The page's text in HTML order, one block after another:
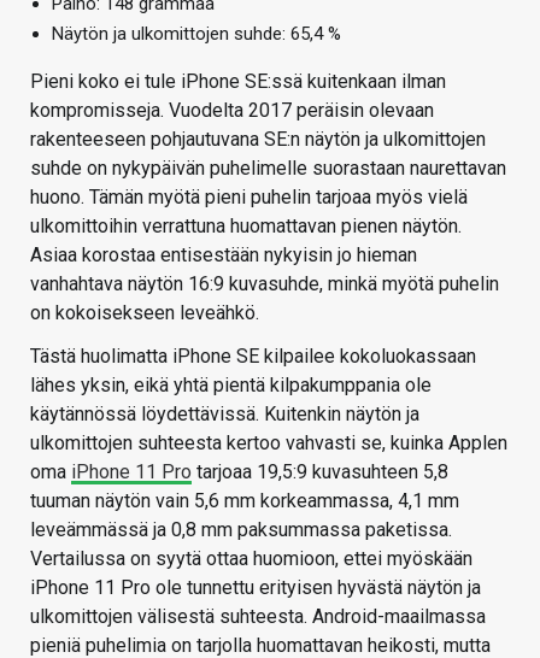
Näytön ja ulkomittojen suhde: 65,4 %
Pieni koko ei tule iPhone SE:ssä kuitenkaan ilman
kompromisseja. Vuodelta 2017 peräisin olevaan
rakenteeseen pohjautuvana SE:n näytön ja ulkomittojen
suhde on nykypäivän puhelimelle suorastaan naurettavan
huono. Tämän myötä pieni puhelin tarjoaa myös vielä
ulkomittoihin verrattuna huomattavan pienen näytön.
Asiaa korostaa entisestään nykyisin jo hieman
vanhahtava näytön 16:9 kuvasuhde, minkä myötä puhelin
on kokoisekseen leveähkö.
Tästä huolimatta iPhone SE kilpailee kokoluokassaan
lähes yksin, eikä yhtä pientä kilpakumppania ole
käytännössä löydettävissä. Kuitenkin näytön ja
ulkomittojen suhteesta kertoo vahvasti se, kuinka Applen
oma iPhone 11 Pro tarjoaa 19,5:9 kuvasuhteen 5,8
tuuman näytön vain 5,6 mm korkeammassa, 4,1 mm
leveämmässä ja 0,8 mm paksummassa paketissa.
Vertailussa on syytä ottaa huomioon, ettei myöskään
iPhone 11 Pro ole tunnettu erityisen hyvästä näytön ja
ulkomittojen välisestä suhteesta. Android-maailmassa
pieniä puhelimia on tarjolla huomattavan heikosti, mutta